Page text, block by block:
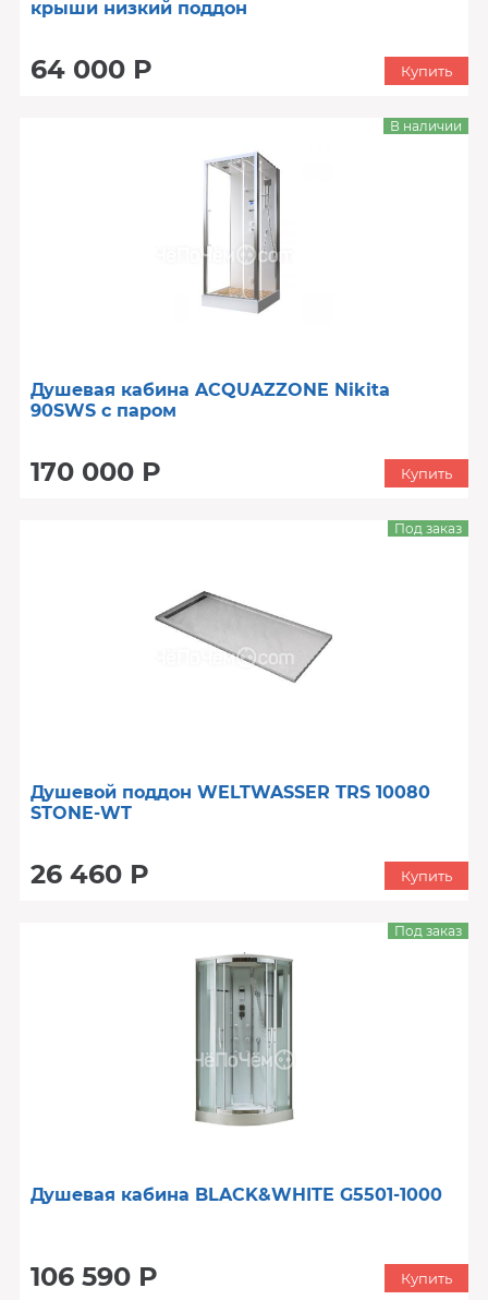
крыши низкий поддон
64 000 Р Купить
Душевая кабина ACQUAZZONE Nikita
90SWS с паром
170 000 Р
В наличии
Купить
Душевой поддон WELTWASSER TRS 10080
STONE-WT
26 460 Р
Под заказ
Купить
Душевая кабина BLACK&WHITE G5501-1000
106 590 Р
Под заказ
Купить